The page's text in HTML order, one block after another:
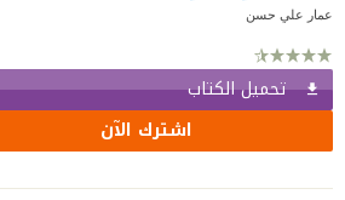
عمار علي حسن
تحميل الكتاب
اشترك الآن